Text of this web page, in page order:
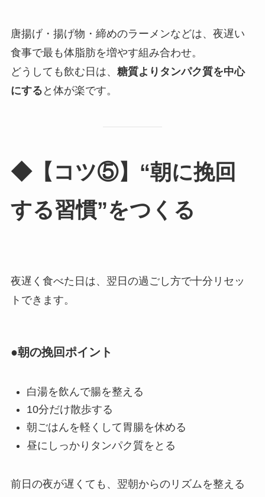
唐揚げ・揚げ物・締めのラーメンなどは、夜遅い
食事で最も体脂肪を増やす組み合わせ。
どうしても飲む日は、 糖質よりタンパク質を中心
にする と体が楽です。
◆【コツ⑤】“朝に挽回
する習慣”をつくる
夜遅く食べた日は、翌日の過ごし方で十分リセッ
トできます。
●朝の挽回ポイント
白湯を飲んで腸を整える
10分だけ散歩する
朝ごはんを軽くして胃腸を休める
昼にしっかりタンパク質をとる
前日の夜が遅くても、翌朝からのリズムを整える